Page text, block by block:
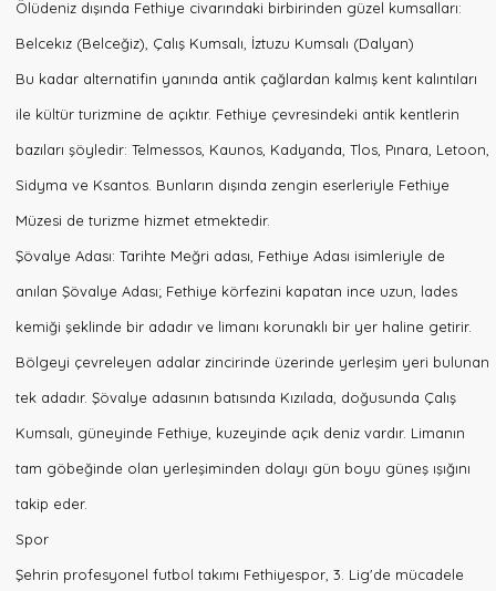
MUĞLA
Ölüdeniz dışında Fethiye civarındaki birbirinden güzel kumsalları:
Belcekız (Belceğiz), Çalış Kumsalı, İztuzu Kumsalı (Dalyan)
Bu kadar alternatifin yanında antik çağlardan kalmış kent kalıntıları
ile kültür turizmine de açıktır. Fethiye çevresindeki antik kentlerin
bazıları şöyledir: Telmessos, Kaunos, Kadyanda, Tlos, Pınara, Letoon,
Sidyma ve Ksantos. Bunların dışında zengin eserleriyle Fethiye
Müzesi de turizme hizmet etmektedir.
Şövalye Adası: Tarihte Meğri adası, Fethiye Adası isimleriyle de
anılan Şövalye Adası; Fethiye körfezini kapatan ince uzun, lades
kemiği şeklinde bir adadır ve limanı korunaklı bir yer haline getirir.
Bölgeyi çevreleyen adalar zincirinde üzerinde yerleşim yeri bulunan
tek adadır. Şövalye adasının batısında Kızılada, doğusunda Çalış
Kumsalı, güneyinde Fethiye, kuzeyinde açık deniz vardır. Limanın
tam göbeğinde olan yerleşiminden dolayı gün boyu güneş ışığını
takip eder.
Spor
Şehrin profesyonel futbol takımı Fethiyespor, 3. Lig'de mücadele